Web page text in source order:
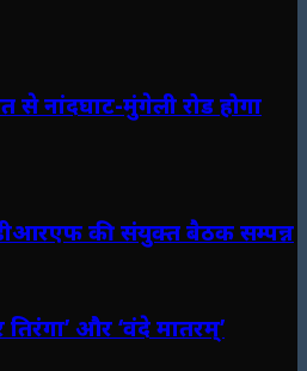
से नांदघाट-मुंगेली रोड होगा
की संयुक्त बैठक सम्पन्न
और ‘वंदे मातरम्’